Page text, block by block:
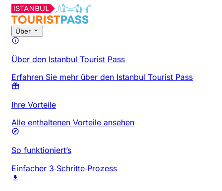
Über
Über den Istanbul Tourist Pass
Erfahren Sie mehr über den Istanbul Tourist Pass
Ihre Vorteile
Alle enthaltenen Vorteile ansehen
So funktioniert’s
Einfacher 3‑Schritte‑Prozess